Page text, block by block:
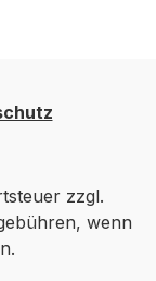
zzgl.
wenn